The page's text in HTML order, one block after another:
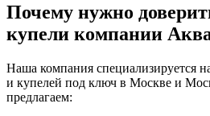
Почему нужно
купели компании
Наша компания специализируется
и купелей под ключ в Москве и
предлагаем: